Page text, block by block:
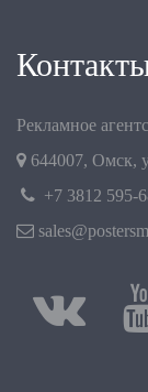
Рекламное
644007, Омск,
+7 3812 595-